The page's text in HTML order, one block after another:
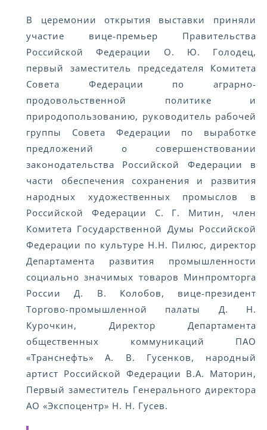
В церемонии открытия выставки приняли
участие вице-премьер Правительства
Российской Федерации О. Ю. Голодец,
первый заместитель председателя Комитета
Совета Федерации по аграрно-
продовольственной политике и
природопользованию, руководитель рабочей
группы Совета Федерации по выработке
предложений о совершенствовании
законодательства Российской Федерации в
части обеспечения сохранения и развития
народных художественных промыслов в
Российской Федерации С. Г. Митин, член
Комитета Государственной Думы Российской
Федерации по культуре Н.Н. Пилюс, директор
Департамента развития промышленности
социально значимых товаров Минпромторга
России Д. В. Колобов, вице-президент
Торгово-промышленной палаты Д. Н.
Курочкин, Директор Департамента
общественных коммуникаций ПАО
«Транснефть» А. В. Гусенков, народный
артист Российской Федерации В.А. Маторин,
Первый заместитель Генерального директора
АО «Экспоцентр» Н. Н. Гусев.